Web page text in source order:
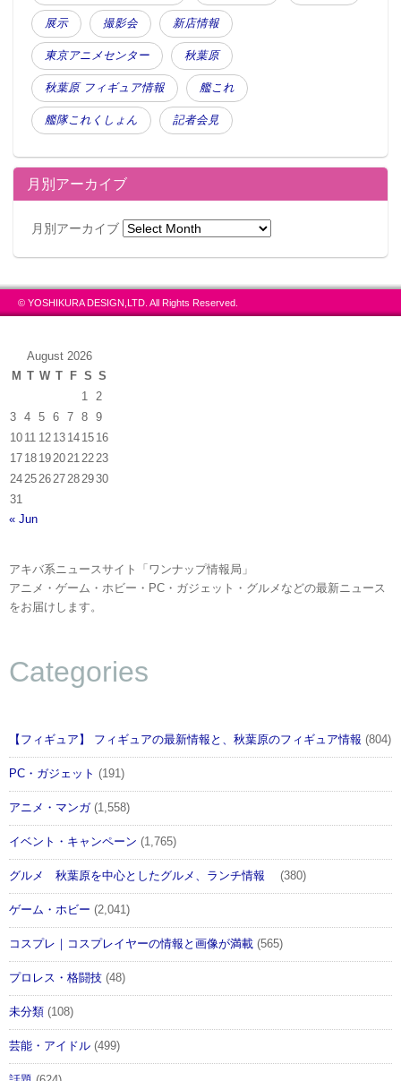
展示 撮影会 新店情報
東京アニメセンター 秋葉原
秋葉原 フィギュア情報 艦これ
艦隊これくしょん 記者会見
月別アーカイブ
月別アーカイブ
© YOSHIKURA DESIGN,LTD. All Rights Reserved.
August 2026
M T W T F S S
1
2
3
4 5 6 7 8
9
10 11 12 13 14 15 16
17 18 19 20 21 22 23
24 25 26 27 28 2930
31
« Jun
アキバ系ニュースサイト「ワンナップ情報局」
アニメ・ゲーム・ホビー・PC・ガジェット・グルメなどの最新ニュース
をお届けします。
Categories
【フィギュア】 フィギュアの最新情報と、秋葉原のフィギュア情報 (804)
PC・ガジェット (191)
アニメ・マンガ(1,558)
イベント・キャンペーン (1,765)
グルメ 秋葉原を中心としたグルメ、ランチ情報 (380)
ゲーム・ホビー (2,041)
コスプレ｜コスプレイヤーの情報と画像が満載 (565)
プロレス・格闘技 (48)
未分類 (108)
芸能・アイドル (499)